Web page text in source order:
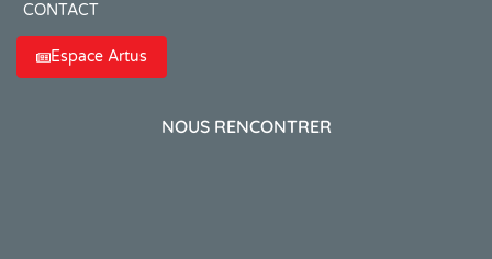
CONTACT
Espace Artus
NOUS RENCONTRER